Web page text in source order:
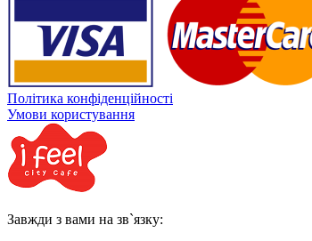
Політика конфіденційності
Умови користування
Завжди з вами на зв`язку: